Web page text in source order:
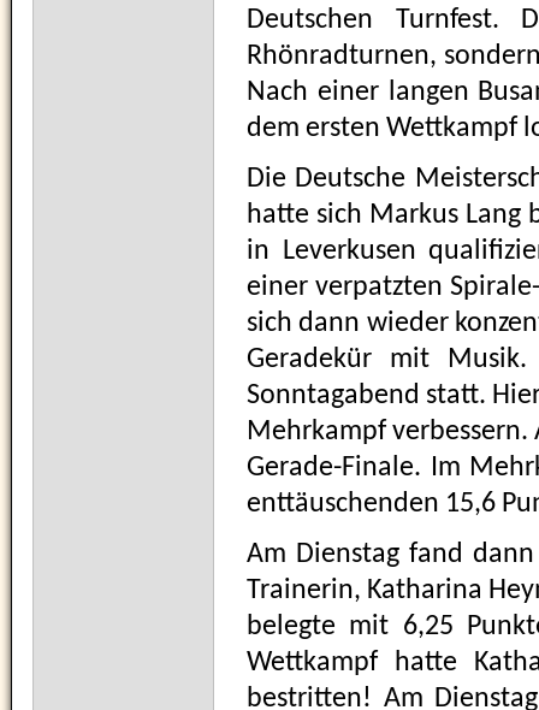
Deutschen
Rhönradturnen,
Nach einer langen
dem ersten Wettkampf
Die Deutsche
hatte sich Markus
in Leverkusen
einer verpatzten
sich dann wieder
Geradekür mit
Sonntagabend statt.
Mehrkampf verbessern.
Gerade-Finale. Im
enttäuschenden 15,6
Am Dienstag fand
Trainerin, Katharina
belegte mit 6,25
Wettkampf hatte
bestritten! Am